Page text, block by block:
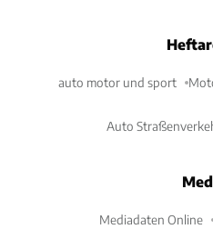
auto motor und sport
Auto
Mediadaten Online